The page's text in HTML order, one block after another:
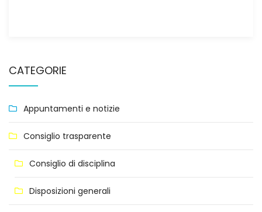
CATEGORIE
Appuntamenti e notizie
Consiglio trasparente
Consiglio di disciplina
Disposizioni generali